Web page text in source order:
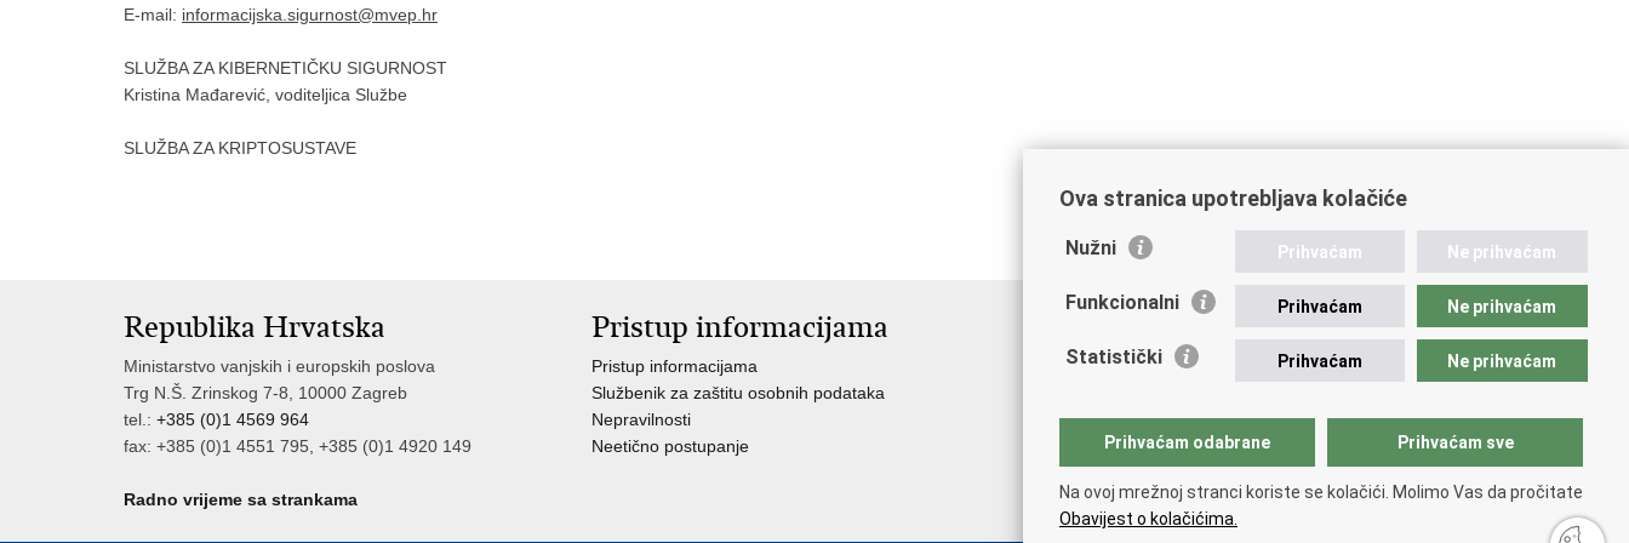
E-mail: informacijska.sigurnost@mvep.hr
SLUŽBA ZA KIBERNETIČKU SIGURNOST
Kristina Mađarević, voditeljica Službe
SLUŽBA ZA KRIPTOSUSTAVE
Republika Hrvatska
Ministarstvo vanjskih i europskih poslova
Trg N.Š. Zrinskog 7-8, 10000 Zagreb
tel.: +385 (0)1 4569 964
fax: +385 (0)1 4551 795, +385 (0)1 4920 149
Radno vrijeme sa strankama
Pristup informacijama
Pristup informacijama
Službenik za zaštitu osobnih podataka
Nepravilnosti
Neetično postupanje
Javna nabava u MVEP-u
Nadzor rada i unutarnja revizija službe vanjskih poslova
Pučki pravobranitelj
Ova stranica upotrebljava kolačiće
Nužni Prihvaćam Ne prihvaćam
Funkcionalni Prihvaćam Ne prihvaćam
Statistički Prihvaćam Ne prihvaćam
Prihvaćam odabrane Prihvaćam sve
Na ovoj mrežnoj stranci koriste se kolačići. Molimo Vas da pročitate
Obavijest o kolačićima.